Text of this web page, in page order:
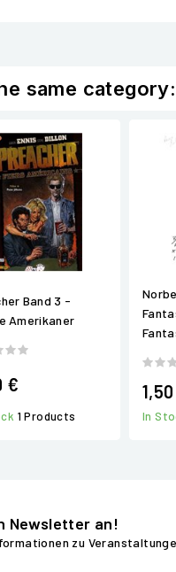
same category:
Band 3 -
Amerikaner
€
1 Products In
Newsletter an!
zu